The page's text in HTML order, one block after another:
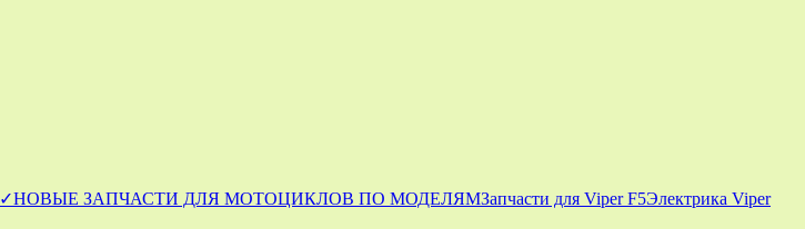
✓НОВЫЕ ЗАПЧАСТИ ДЛЯ МОТОЦИКЛОВ ПО МОДЕЛЯМЗапчасти для Viper F5Электрика Viper